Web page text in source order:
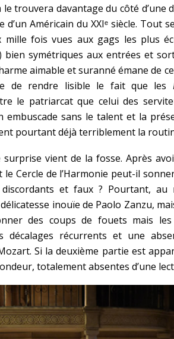
le trouvera davantage du côté
d’un Américain du XXIᵉ siècle. Tout
mille fois vues aux gags les plus
bien symétriques aux entrées et
aimable et suranné émane de
de rendre lisible le fait que les
le patriarcat que celui des
embuscade sans le talent et la
pourtant déjà terriblement la
surprise vient de la fosse. Après
le Cercle de l’Harmonie peut-il
et faux ? Pourtant,
inouïe de Paolo Zanzu,
des coups de fouets mais
décalages récurrents et une
Si la deuxième partie est
totalement absentes d’une